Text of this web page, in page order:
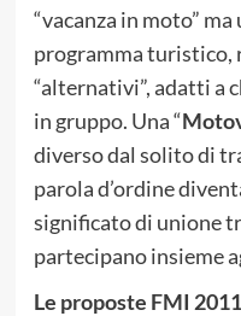
“vacanza in moto”
programma turistico,
“alternativi”, adatti a
in gruppo. Una “
diverso dal solito di
parola d’ordine
significato di unione
partecipano insieme
Le proposte FMI 2011